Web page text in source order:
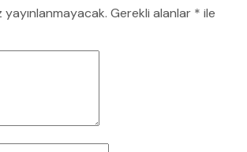
Gerekli alanlar * ile